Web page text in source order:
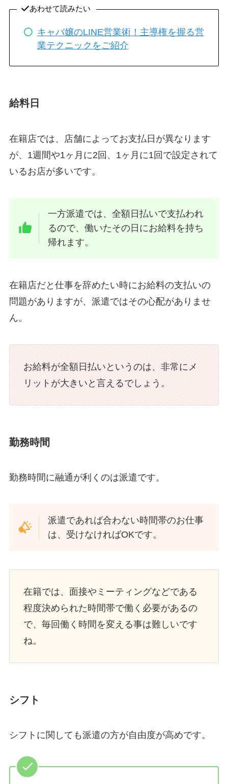
あわせて読みたい
キャバ嬢のLINE営業術！主導権を握る営
業テクニックをご紹介
給料日
在籍店では、店舗によってお支払日が異なります
が、1週間や1ヶ月に2回、1ヶ月に1回で設定されて
いるお店が多いです。
一方派遣では、全額日払いで支払われ
るので、働いたその日にお給料を持ち
帰れます。
在籍店だと仕事を辞めたい時にお給料の支払いの
問題がありますが、派遣ではその心配がありませ
ん。
お給料が全額日払いというのは、非常にメ
リットが大きいと言えるでしょう。
勤務時間
勤務時間に融通が利くのは派遣です。
派遣であれば合わない時間帯のお仕事
は、受けなければOKです。
在籍では、面接やミーティングなどである
程度決められた時間帯で働く必要があるの
で、毎回働く時間を変える事は難しいです
ね。
シフト
シフトに関しても派遣の方が自由度が高めです。